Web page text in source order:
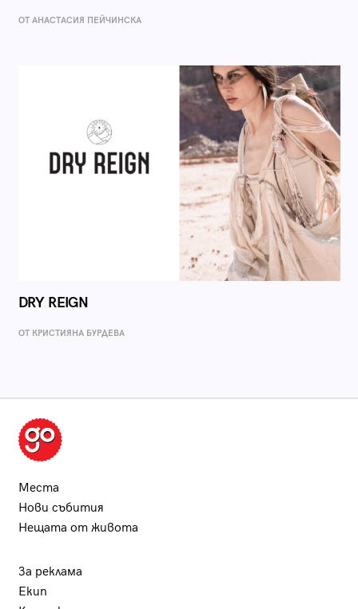
ОТ AНАСТАСИЯ ПЕЙЧИНСКА
DRY REIGN
ОТ КРИСТИЯНА БУРДЕВА
Места
Нови събития
Нещата от живота
За реклама
Екип